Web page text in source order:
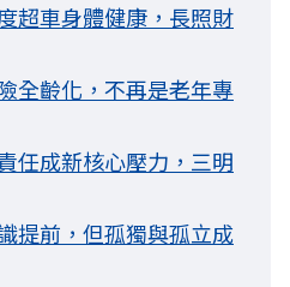
超車身體健康，長照財
全齡化，不再是老年專
任成新核心壓力，三明
提前，但孤獨與孤立成